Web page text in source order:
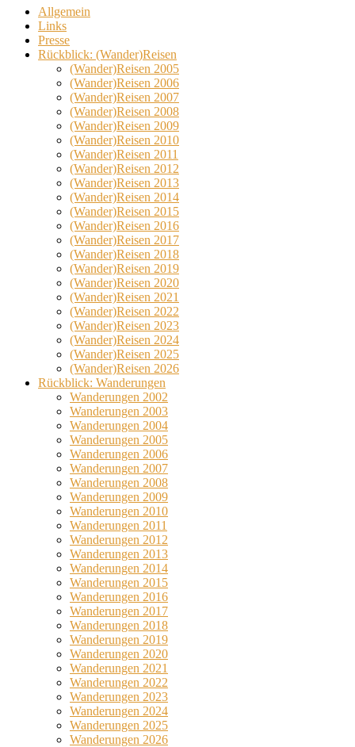
Allgemein
Links
Presse
Rückblick: (Wander)Reisen
(Wander)Reisen 2005
(Wander)Reisen 2006
(Wander)Reisen 2007
(Wander)Reisen 2008
(Wander)Reisen 2009
(Wander)Reisen 2010
(Wander)Reisen 2011
(Wander)Reisen 2012
(Wander)Reisen 2013
(Wander)Reisen 2014
(Wander)Reisen 2015
(Wander)Reisen 2016
(Wander)Reisen 2017
(Wander)Reisen 2018
(Wander)Reisen 2019
(Wander)Reisen 2020
(Wander)Reisen 2021
(Wander)Reisen 2022
(Wander)Reisen 2023
(Wander)Reisen 2024
(Wander)Reisen 2025
(Wander)Reisen 2026
Rückblick: Wanderungen
Wanderungen 2002
Wanderungen 2003
Wanderungen 2004
Wanderungen 2005
Wanderungen 2006
Wanderungen 2007
Wanderungen 2008
Wanderungen 2009
Wanderungen 2010
Wanderungen 2011
Wanderungen 2012
Wanderungen 2013
Wanderungen 2014
Wanderungen 2015
Wanderungen 2016
Wanderungen 2017
Wanderungen 2018
Wanderungen 2019
Wanderungen 2020
Wanderungen 2021
Wanderungen 2022
Wanderungen 2023
Wanderungen 2024
Wanderungen 2025
Wanderungen 2026